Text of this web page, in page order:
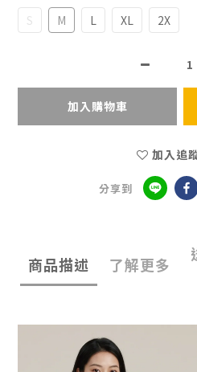
S M L XL 2X
加入購物車
加入追
分享到
商品描述 了解更多